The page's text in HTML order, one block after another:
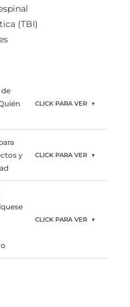
(TBI)
CLICK PARA VER ▼
y
CLICK PARA VER ▼
CLICK PARA VER ▼